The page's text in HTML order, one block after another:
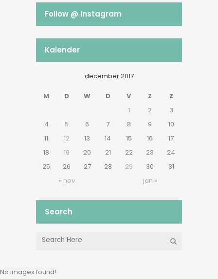
Follow @ Instagram
Kalender
december 2017
M D W D V Z Z
« nov jan »
1 2
3
4
5 6 7 8 9
10
11
12 13 14 15 16
17
18
19 20 21 22 23
24
25
26 27 28 29 30 31
Search
No images found!